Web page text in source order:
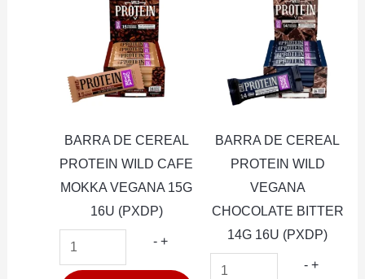
BARRA DE CEREAL
PROTEIN WILD CAFE
MOKKA VEGANA 15G
16U (PXDP)
- BARRA
+
BARRA DE CEREAL
PROTEIN WILD
VEGANA
CHOCOLATE BITTER
14G 16U (PXDP)
- BARRA
+